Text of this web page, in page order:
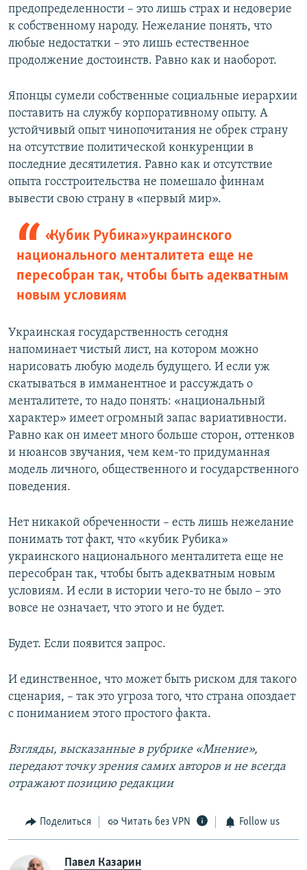
предопределенности – это лишь страх и недоверие
к собственному народу. Нежелание понять, что
любые недостатки – это лишь естественное
продолжение достоинств. Равно как и наоборот.
Японцы сумели собственные социальные иерархии
поставить на службу корпоративному опыту. А
устойчивый опыт чинопочитания не обрек страну
на отсутствие политической конкуренции в
последние десятилетия. Равно как и отсутствие
опыта госстроительства не помешало финнам
вывести свою страну в «первый мир».
«Кубик Рубика» украинского
национального менталитета еще не
пересобран так, чтобы быть адекватным
новым условиям
Украинская государственность сегодня
напоминает чистый лист, на котором можно
нарисовать любую модель будущего. И если уж
скатываться в имманентное и рассуждать о
менталитете, то надо понять: «национальный
характер» имеет огромный запас вариативности.
Равно как он имеет много больше сторон, оттенков
и нюансов звучания, чем кем-то придуманная
модель личного, общественного и государственного
поведения.
Нет никакой обреченности – есть лишь нежелание
понимать тот факт, что «кубик Рубика»
украинского национального менталитета еще не
пересобран так, чтобы быть адекватным новым
условиям. И если в истории чего-то не было – это
вовсе не означает, что этого и не будет.
Будет. Если появится запрос.
И единственное, что может быть риском для такого
сценария, – так это угроза того, что страна опоздает
с пониманием этого простого факта.
Взгляды, высказанные в рубрике «Мнение»,
передают точку зрения самих авторов и не всегда
отражают позицию редакции
Поделиться Читать без VPN Follow us
Павел Казарин